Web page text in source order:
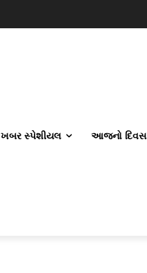
ખબર સ્પેશીયલ આજનો દિવસ